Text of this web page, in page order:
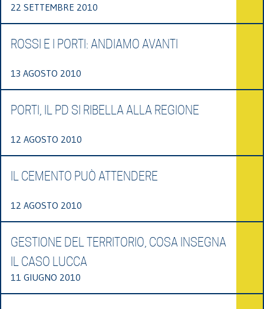
22 SETTEMBRE 2010
ROSSI E I PORTI: ANDIAMO AVANTI
13 AGOSTO 2010
PORTI, IL PD SI RIBELLA ALLA REGIONE
12 AGOSTO 2010
IL CEMENTO PUÒ ATTENDERE
12 AGOSTO 2010
GESTIONE DEL TERRITORIO, COSA INSEGNA
IL CASO LUCCA
11 GIUGNO 2010